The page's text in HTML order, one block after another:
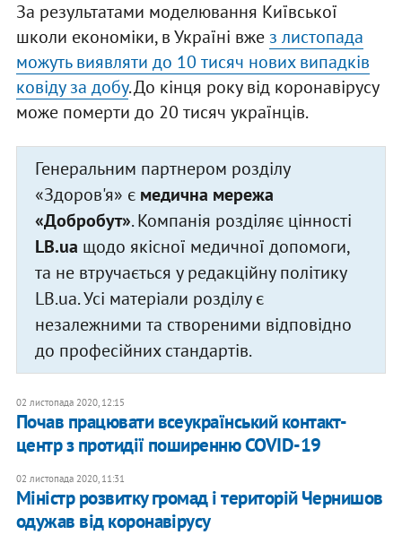
За результатами моделювання Київської
школи економіки, в Україні вже з листопада
можуть виявляти до 10 тисяч нових випадків
ковіду за добу. До кінця року від коронавірусу
може померти до 20 тисяч українців.
Генеральним партнером розділу
«Здоров'я» є медична мережа
«Добробут». Компанія розділяє цінності
LB.ua щодо якісної медичної допомоги,
та не втручається у редакційну політику
LB.ua. Усі матеріали розділу є
незалежними та створеними відповідно
до професійних стандартів.
02 листопада 2020, 12:15
Почав працювати всеукраїнський контакт-
центр з протидії поширенню COVID-19
02 листопада 2020, 11:31
​Міністр розвитку громад і територій Чернишов
одужав від коронавірусу